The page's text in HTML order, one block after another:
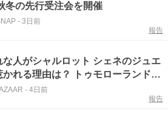
冬の先行受注会を開催
- 3日前
報告
な人がシャルロット シェネのジュエ
かれる理由は？ トゥモローランドバ
ーデ術を拝見
- 4日前
報告